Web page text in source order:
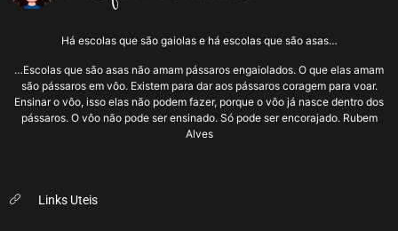
Há escolas que são gaiolas e há escolas que são asas…
…Escolas que são asas não amam pássaros engaiolados. O que elas amam
são pássaros em vôo. Existem para dar aos pássaros coragem para voar.
Ensinar o vôo, isso elas não podem fazer, porque o vôo já nasce dentro dos
pássaros. O vôo não pode ser ensinado. Só pode ser encorajado. Rubem
Alves
Links Uteis